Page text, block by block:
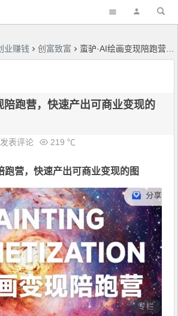
业赚钱 创富致富 蛮驴·AI绘画变现陪跑营，快速产出可商业变现的图
陪跑营，快速产出可商业变现的
发表评论 219 ℃
跑营，快速产出可商业变现的图